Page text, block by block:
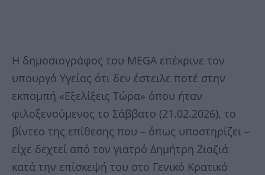
Η δημοσιογράφος του MEGA επέκρινε τον
υπουργό Υγείας ότι δεν έστειλε ποτέ στην
εκπομπή «Εξελίξεις Τώρα» όπου ήταν
φιλοξενούμενος το Σάββατο (21.02.2026), το
βίντεο της επίθεσης που – όπως υποστηρίζει –
είχε δεχτεί από τον γιατρό Δημήτρη Ζιαζιά
κατά την επίσκεψή του στο Γενικό Κρατικό